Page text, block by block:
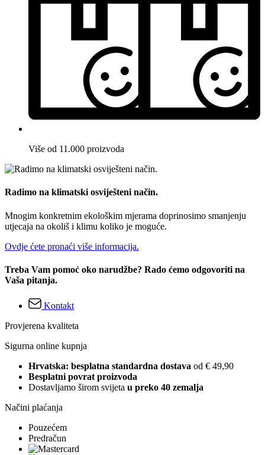
Više od 11.000 proizvoda
Radimo na klimatski osviješteni način.
Mnogim konkretnim ekološkim mjerama doprinosimo smanjenju
utjecaja na okoliš i klimu koliko je moguće.
Ovdje ćete pronaći više informacija.
Treba Vam pomoć oko narudžbe? Rado ćemo odgovoriti na
Vaša pitanja.
Kontakt
Provjerena kvaliteta
Sigurna online kupnja
Hrvatska: besplatna standardna dostava od € 49,90
Besplatni povrat proizvoda
Dostavljamo širom svijeta u preko 40 zemalja
Načini plaćanja
Pouzećem
Predračun